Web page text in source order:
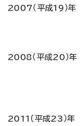
2007（平成19）年
2008（平成20）年
2011（平成23）年